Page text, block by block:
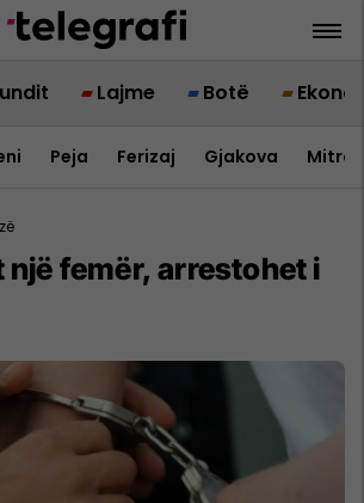
Lajme Botë
Peja Ferizaj Gjakova
një femër, arrestohet i